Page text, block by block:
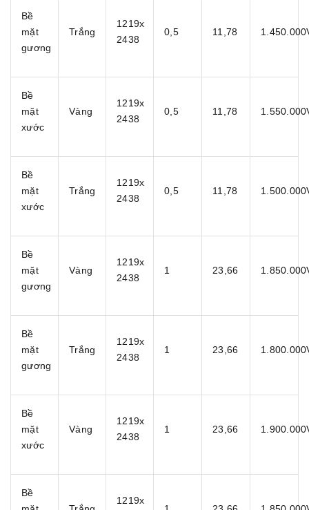
Bề
mặt
gương
Trắng
1219x
2438
0,5 11,78
Bề
mặt
xước
Vàng
1219x
2438
0,5 11,78
Bề
mặt
xước
Trắng
1219x
2438
0,5 11,78
Bề
mặt
gương
Vàng
1219x
2438
1 23,66
Bề
mặt
gương
Trắng
1219x
2438
1 23,66
Bề
mặt
xước
Vàng
1219x
2438
1 23,66
Bề
1219x